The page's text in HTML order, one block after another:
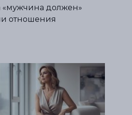
«мужчина должен»
отношения